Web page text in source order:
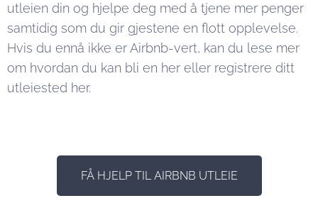
utleien din og hjelpe deg med å tjene mer penger
samtidig som du gir gjestene en flott opplevelse.
Hvis du ennå ikke er Airbnb-vert, kan du lese mer
om hvordan du kan bli en her eller registrere ditt
utleiested her.
FÅ HJELP TIL AIRBNB UTLEIE